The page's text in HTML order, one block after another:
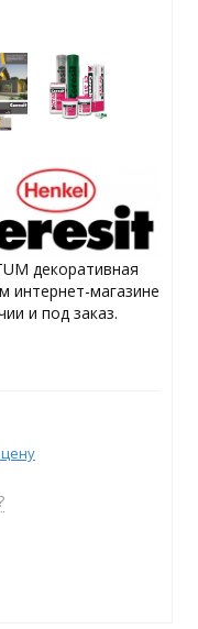
декоративная
интернет-магазине
и под заказ.